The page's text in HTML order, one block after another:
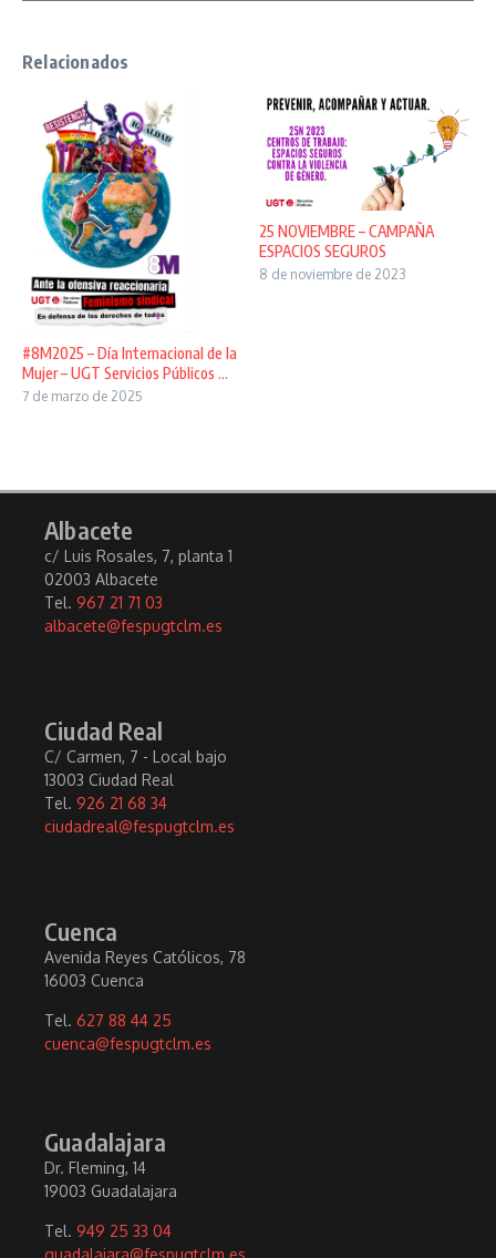
Relacionados
#8M2025 – Día Internacional de la
Mujer – UGT Servicios Públicos ...
7 de marzo de 2025
25 NOVIEMBRE – CAMPAÑA
ESPACIOS SEGUROS
8 de noviembre de 2023
Albacete
c/ Luis Rosales, 7, planta 1
02003 Albacete
Tel. 967 21 71 03
albacete@fespugtclm.es
Ciudad Real
C/ Carmen, 7 - Local bajo
13003 Ciudad Real
Tel. 926 21 68 34
ciudadreal@fespugtclm.es
Cuenca
Avenida Reyes Católicos, 78
16003 Cuenca
Tel. 627 88 44 25
cuenca@fespugtclm.es
Guadalajara
Dr. Fleming, 14
19003 Guadalajara
Tel. 949 25 33 04